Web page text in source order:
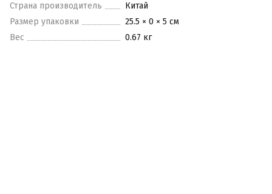
Страна производитель
Китай
Размер упаковки
25.5 × 0 × 5 см
Вес
0.67 кг